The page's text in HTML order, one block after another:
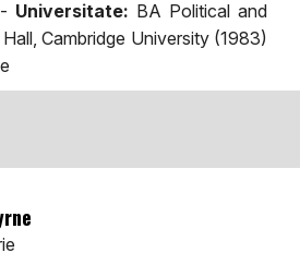
Universitate: BA Political and
Cambridge University (1983)